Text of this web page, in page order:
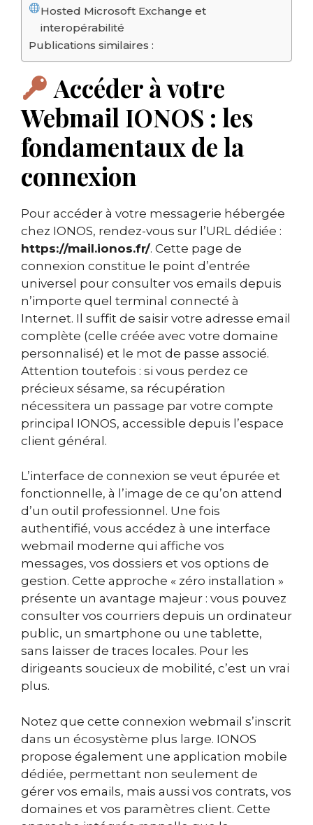
Hosted Microsoft Exchange et
interopérabilité
Publications similaires :
Accéder à votre
Webmail IONOS : les
fondamentaux de la
connexion
Pour accéder à votre messagerie hébergée
chez IONOS, rendez-vous sur l’URL dédiée :
https://mail.ionos.fr/. Cette page de
connexion constitue le point d’entrée
universel pour consulter vos emails depuis
n’importe quel terminal connecté à
Internet. Il suffit de saisir votre adresse email
complète (celle créée avec votre domaine
personnalisé) et le mot de passe associé.
Attention toutefois : si vous perdez ce
précieux sésame, sa récupération
nécessitera un passage par votre compte
principal IONOS, accessible depuis l’espace
client général.
L’interface de connexion se veut épurée et
fonctionnelle, à l’image de ce qu’on attend
d’un outil professionnel. Une fois
authentifié, vous accédez à une interface
webmail moderne qui affiche vos
messages, vos dossiers et vos options de
gestion. Cette approche « zéro installation »
présente un avantage majeur : vous pouvez
consulter vos courriers depuis un ordinateur
public, un smartphone ou une tablette,
sans laisser de traces locales. Pour les
dirigeants soucieux de mobilité, c’est un vrai
plus.
Notez que cette connexion webmail s’inscrit
dans un écosystème plus large. IONOS
propose également une application mobile
dédiée, permettant non seulement de
gérer vos emails, mais aussi vos contrats, vos
domaines et vos paramètres client. Cette